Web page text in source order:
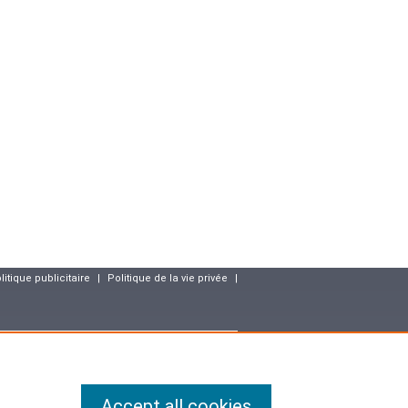
publicitaire Politique de la vie privée